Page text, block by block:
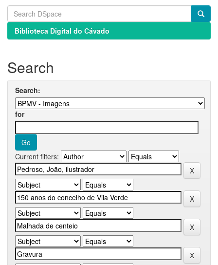
Biblioteca Digital do Cávado
Search
Search:
for
Current filters: